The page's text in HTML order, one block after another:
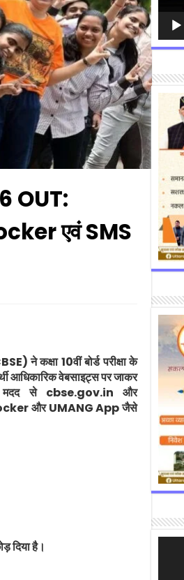
OUT:
एवं SMS
ने कक्षा 10वीं बोर्ड परीक्षा के
आधिकारिक वेबसाइट्स पर जाकर
मदद से cbse.gov.in और
औरUMANG Appजैसे
दिया है।